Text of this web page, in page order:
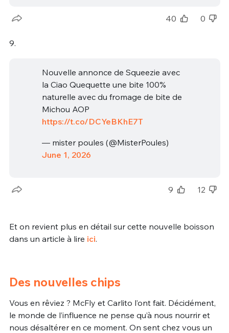
40 0
9.
Nouvelle annonce de Squeezie avec
la Ciao Quequette une bite 100%
naturelle avec du fromage de bite de
Michou AOP
https://t.co/DCYeBKhE7T
— mister poules (@MisterPoules)
June 1, 2026
9 12
Et on revient plus en détail sur cette nouvelle boisson
dans un article à lire ici.
Des nouvelles chips
Vous en rêviez ? McFly et Carlito l’ont fait. Décidément,
le monde de l’influence ne pense qu’à nous nourrir et
nous désaltérer en ce moment. On sent chez vous un